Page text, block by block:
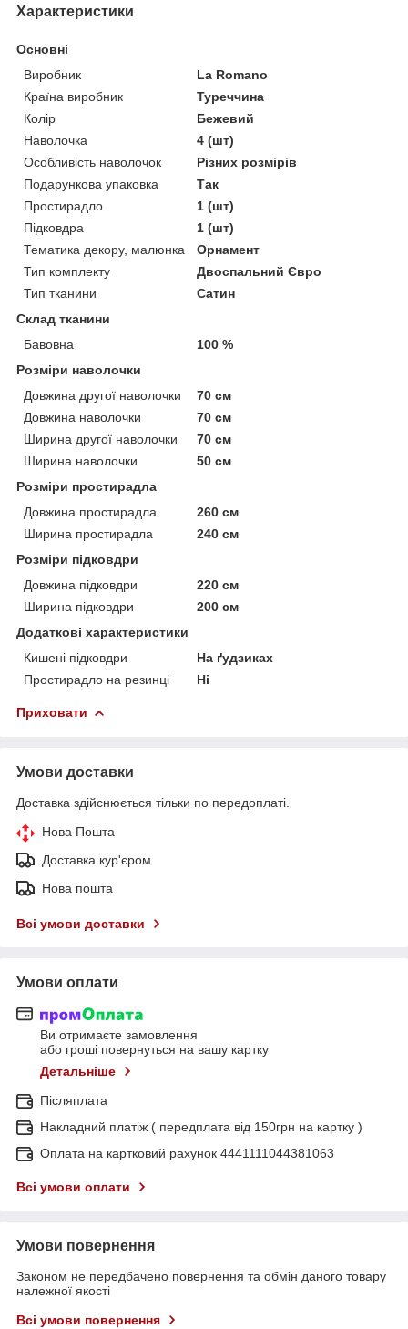
Характеристики
Основні
Виробник
La Romano
Країна виробник
Туреччина
Колір
Бежевий
Наволочка
4 (шт)
Особливість наволочок
Різних розмірів
Подарункова упаковка
Так
Простирадло
1 (шт)
Підковдра
1 (шт)
Тематика декору, малюнка
Орнамент
Тип комплекту
Двоспальний Євро
Тип тканини
Сатин
Склад тканини
Бавовна
100 %
Розміри наволочки
Довжина другої наволочки
70 см
Довжина наволочки
70 см
Ширина другої наволочки
70 см
Ширина наволочки
50 см
Розміри простирадла
Довжина простирадла
260 см
Ширина простирадла
240 см
Розміри підковдри
Довжина підковдри
220 см
Ширина підковдри
200 см
Додаткові характеристики
Кишені підковдри
На ґудзиках
Простирадло на резинці
Ні
Приховати
Умови доставки
Доставка здійснюється тільки по передоплаті.
Нова Пошта
Доставка кур'єром
Нова пошта
Всі умови доставки
Умови оплати
Ви отримаєте замовлення
або гроші повернуться на вашу картку
Детальніше
Післяплата
Накладний платіж ( передплата від 150грн на картку )
Оплата на картковий рахунок 4441111044381063
Всі умови оплати
Умови повернення
Законом не передбачено повернення та обмін даного товару
належної якості
Всі умови повернення